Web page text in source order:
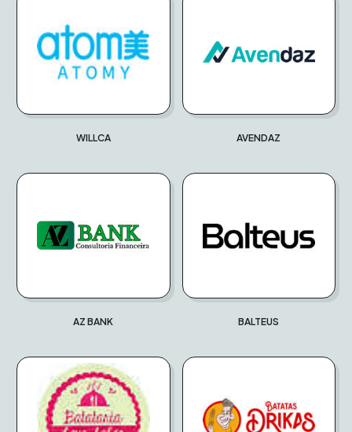
WILLCA AVENDAZ
AZ BANK BALTEUS